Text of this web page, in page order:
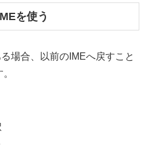
を使う
場合、以前のIMEへ戻すこと